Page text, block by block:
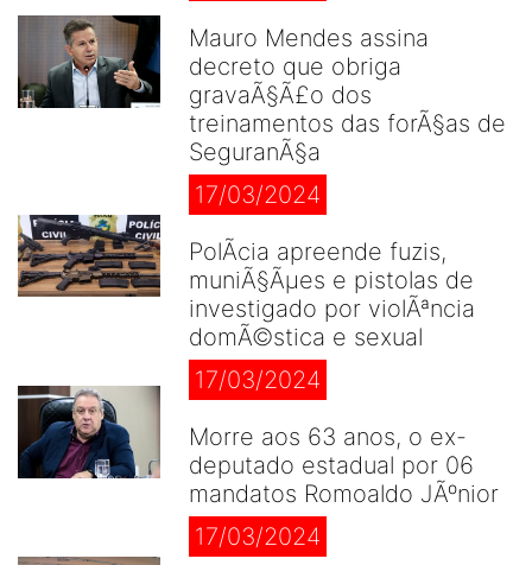
Mauro Mendes assina
decreto que obriga
gravaÃ§Ã£o dos
treinamentos das forÃ§as de
SeguranÃ§a
17/03/2024
PolÃ­cia apreende fuzis,
muniÃ§Ãµes e pistolas de
investigado por violÃªncia
domÃ©stica e sexual
17/03/2024
Morre aos 63 anos, o ex-
deputado estadual por 06
mandatos Romoaldo JÃºnior
17/03/2024